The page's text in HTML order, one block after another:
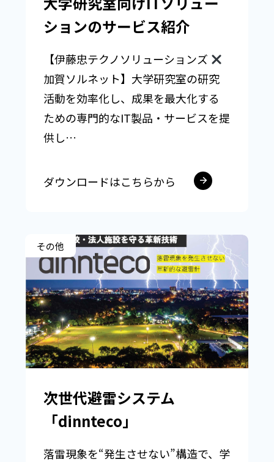
ションのサービス紹介
【伊藤忠テクノソリューションズ
加賀ソルネット】大学研究室の研究
活動を効率化し、成果を最大化する
ための専門的なIT製品・サービスを提
供し…
ダウンロードはこちらから
その他
次世代避雷システム
「dinnteco」
落雷現象を“発生させない”構造で、学